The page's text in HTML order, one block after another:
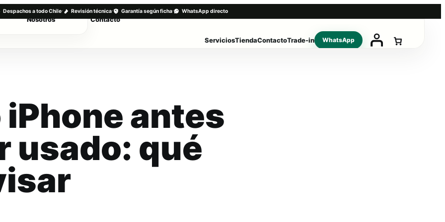
Despachos a todo Chile· Revisión técnica· Garantía según ficha· WhatsApp directo
ServiciosTiendaContactoTrade-in WhatsApp
Nosotros Contacto
antes
usado: qué